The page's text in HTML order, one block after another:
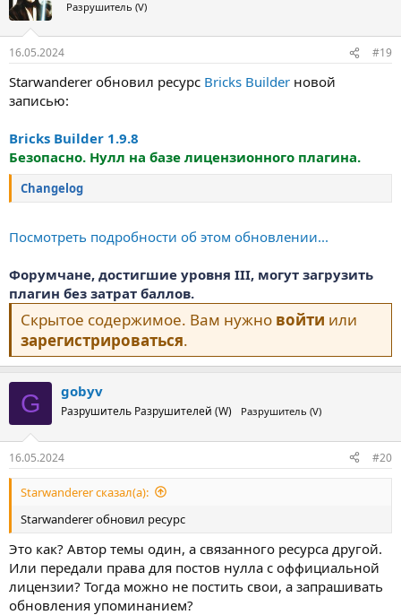
и
Разрушитель (V)
16.05.2024 #19
Starwanderer обновил ресурс Bricks Builder новой
записью:
Bricks Builder 1.9.8
Безопасно. Нулл на базе лицензионного плагина.
Changelog
Посмотреть подробности об этом обновлении...
Форумчане, достигшие уровня III, могут загрузить
плагин без затрат баллов.
Скрытое содержимое. Вам нужно войти или
зарегистрироваться.
G gobyv
Разрушитель Разрушителей (W) Разрушитель (V)
16.05.2024 #20
Starwanderer сказал(а):
Starwanderer обновил ресурс
Это как? Автор темы один, а связанного ресурса другой.
Или передали права для постов нулла с оффициальной
лицензии? Тогда можно не постить свои, а запрашивать
обновления упоминанием?